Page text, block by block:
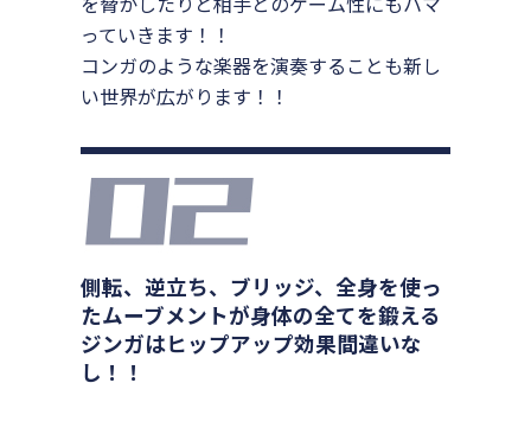
っていきます！！
コンガのような楽器を演奏することも新し
い世界が広がります！！
側転、逆立ち、ブリッジ、全身を使っ
たムーブメントが身体の全てを鍛える
ジンガはヒップアップ効果間違いな
し！！